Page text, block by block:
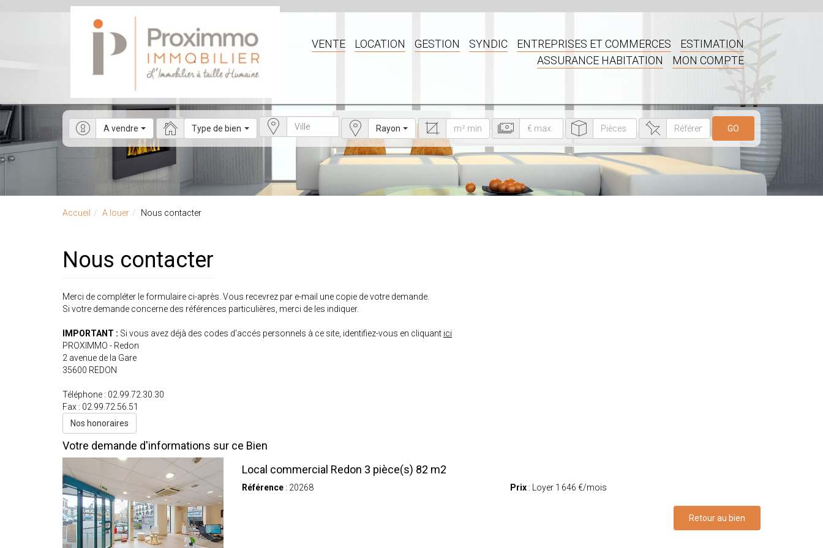
VENTE LOCATION GESTION SYNDIC ENTREPRISES ET COMMERCES
ESTIMATION
ASSURANCE HABITATION
MON COMPTE
A vendre Type de bien Rayon GO
Accueil A louer Nous contacter
Nous contacter
Merci de compléter le formulaire ci-après. Vous recevrez par e-mail une copie de votre demande.
Si votre demande concerne des références particulières, merci de les indiquer.
IMPORTANT : Si vous avez déjà des codes d'accés personnels à ce site, identifiez-vous en cliquant ici
PROXIMMO - Redon
2 avenue de la Gare
35600 REDON
Téléphone : 02.99.72.30.30
Fax : 02.99.72.56.51
Nos honoraires
Votre demande d'informations sur ce Bien
Local commercial Redon 3 pièce(s) 82 m2
Référence: 20268 Prix : Loyer 1 646 €/mois
Retour au bien